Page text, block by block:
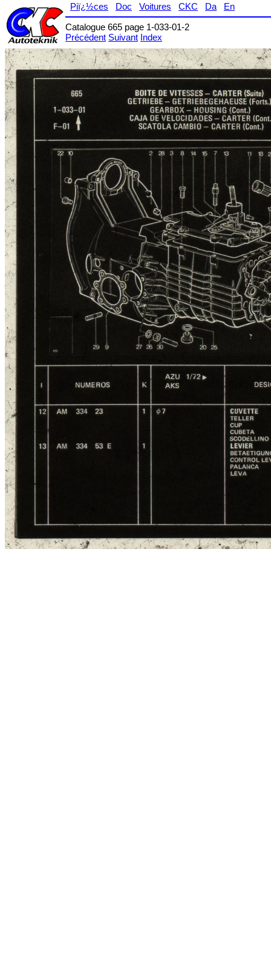
Piï¿½ces Doc Voitures CKC Da
En
Catalogue 665 page 1-033-01-2
Précédent Suivant Index